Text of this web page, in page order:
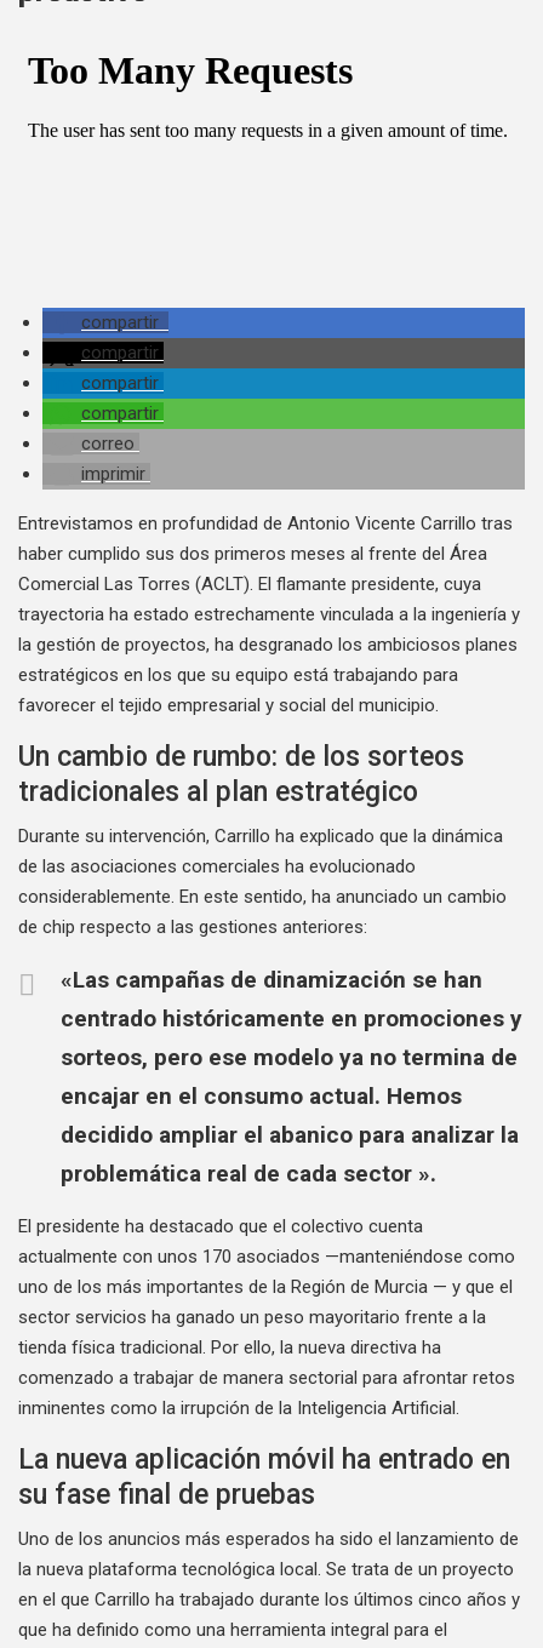
compartir
compartir
compartir
compartir
correo
imprimir
Entrevistamos en profundidad de Antonio Vicente Carrillo tras
haber cumplido sus dos primeros meses al frente del Área
Comercial Las Torres (ACLT). El flamante presidente, cuya
trayectoria ha estado estrechamente vinculada a la ingeniería y
la gestión de proyectos, ha desgranado los ambiciosos planes
estratégicos en los que su equipo está trabajando para
favorecer el tejido empresarial y social del municipio.
Un cambio de rumbo: de los sorteos
tradicionales al plan estratégico
Durante su intervención, Carrillo ha explicado que la dinámica
de las asociaciones comerciales ha evolucionado
considerablemente. En este sentido, ha anunciado un cambio
de chip respecto a las gestiones anteriores:
«Las campañas de dinamización se han
centrado históricamente en promociones y
sorteos, pero ese modelo ya no termina de
encajar en el consumo actual. Hemos
decidido ampliar el abanico para analizar la
problemática real de cada sector ».
El presidente ha destacado que el colectivo cuenta
actualmente con unos 170 asociados —manteniéndose como
uno de los más importantes de la Región de Murcia — y que el
sector servicios ha ganado un peso mayoritario frente a la
tienda física tradicional. Por ello, la nueva directiva ha
comenzado a trabajar de manera sectorial para afrontar retos
inminentes como la irrupción de la Inteligencia Artificial.
La nueva aplicación móvil ha entrado en
su fase final de pruebas
Uno de los anuncios más esperados ha sido el lanzamiento de
la nueva plataforma tecnológica local. Se trata de un proyecto
en el que Carrillo ha trabajado durante los últimos cinco años y
que ha definido como una herramienta integral para el